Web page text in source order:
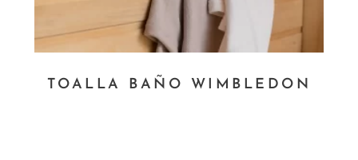
TOALLA BAÑO WIMBLEDON